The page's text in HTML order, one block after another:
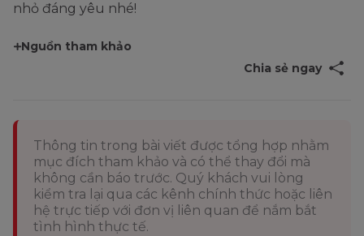
nhỏ đáng yêu nhé!
Nguồn tham khảo
Chia sẻ ngay
Thông tin trong bài viết được tổng hợp nhằm
mục đích tham khảo và có thể thay đổi mà
không cần báo trước. Quý khách vui lòng
kiểm tra lại qua các kênh chính thức hoặc liên
hệ trực tiếp với đơn vị liên quan để nắm bắt
tình hình thực tế.